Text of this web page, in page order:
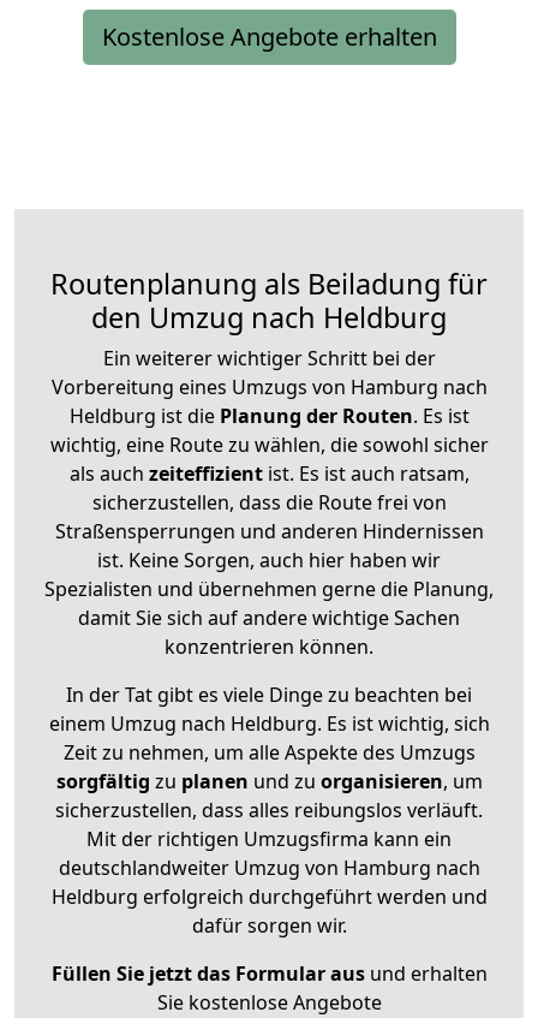
Kostenlose Angebote erhalten
Routenplanung als Beiladung für
den Umzug nach Heldburg
Ein weiterer wichtiger Schritt bei der
Vorbereitung eines Umzugs von Hamburg nach
Heldburg ist diePlanung der Routen. Es ist
wichtig, eine Route zu wählen, die sowohl sicher
als auch zeiteffizientist. Es ist auch ratsam,
sicherzustellen, dass die Route frei von
Straßensperrungen und anderen Hindernissen
ist. Keine Sorgen, auch hier haben wir
Spezialisten und übernehmen gerne die Planung,
damit Sie sich auf andere wichtige Sachen
konzentrieren können.
In der Tat gibt es viele Dinge zu beachten bei
einem Umzug nach Heldburg. Es ist wichtig, sich
Zeit zu nehmen, um alle Aspekte des Umzugs
sorgfältig zu planen und zu organisieren, um
sicherzustellen, dass alles reibungslos verläuft.
Mit der richtigen Umzugsfirma kann ein
deutschlandweiter Umzug von Hamburg nach
Heldburg erfolgreich durchgeführt werden und
dafür sorgen wir.
Füllen Sie jetzt das Formular ausund erhalten
Sie kostenlose Angebote